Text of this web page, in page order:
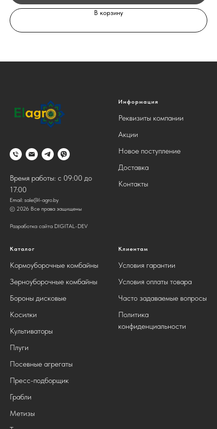
В корзину
Время работы: с 09:00 до
17:00
Email: sale@l-agro.by
© 2026 Все права защищены
Разработка сайта DIGITAL-DEV
Информация
Реквизиты компании
Акции
Новое поступление
Доставка
Контакты
Каталог
Кормоуборочные комбайны
Зерноуборочные комбайны
Бороны дисковые
Косилки
Культиваторы
Плуги
Посевные агрегаты
Пресс-подборщик
Грабли
Метизы
Клиентам
Условия гарантии
Условия оплаты товара
Часто задаваемые вопросы
Политика
конфиденциальности